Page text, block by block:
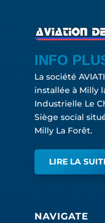
INFO
La société
installée à Milly
Industrielle Le
Siège social
Milly La Forêt.
LIRE LA
NAVIGATE